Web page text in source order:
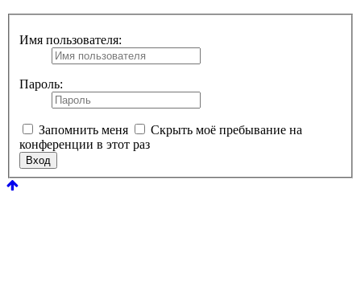
Имя пользователя:
Пароль:
Запомнить меня
Скрыть моё пребывание на
конференции в этот раз